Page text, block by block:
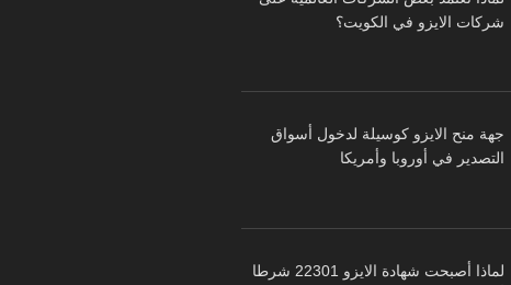
شركات الايزو في الكويت؟
جهة منح الايزو كوسيلة لدخول أسواق
التصدير في أوروبا وأمريكا
لماذا أصبحت شهادة الايزو 22301 شرطا